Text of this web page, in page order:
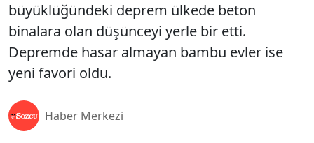
büyüklüğündeki deprem ülkede beton
binalara olan düşünceyi yerle bir etti.
Depremde hasar almayan bambu evler ise
yeni favori oldu.
Haber Merkezi